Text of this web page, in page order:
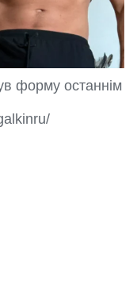
форму останнім